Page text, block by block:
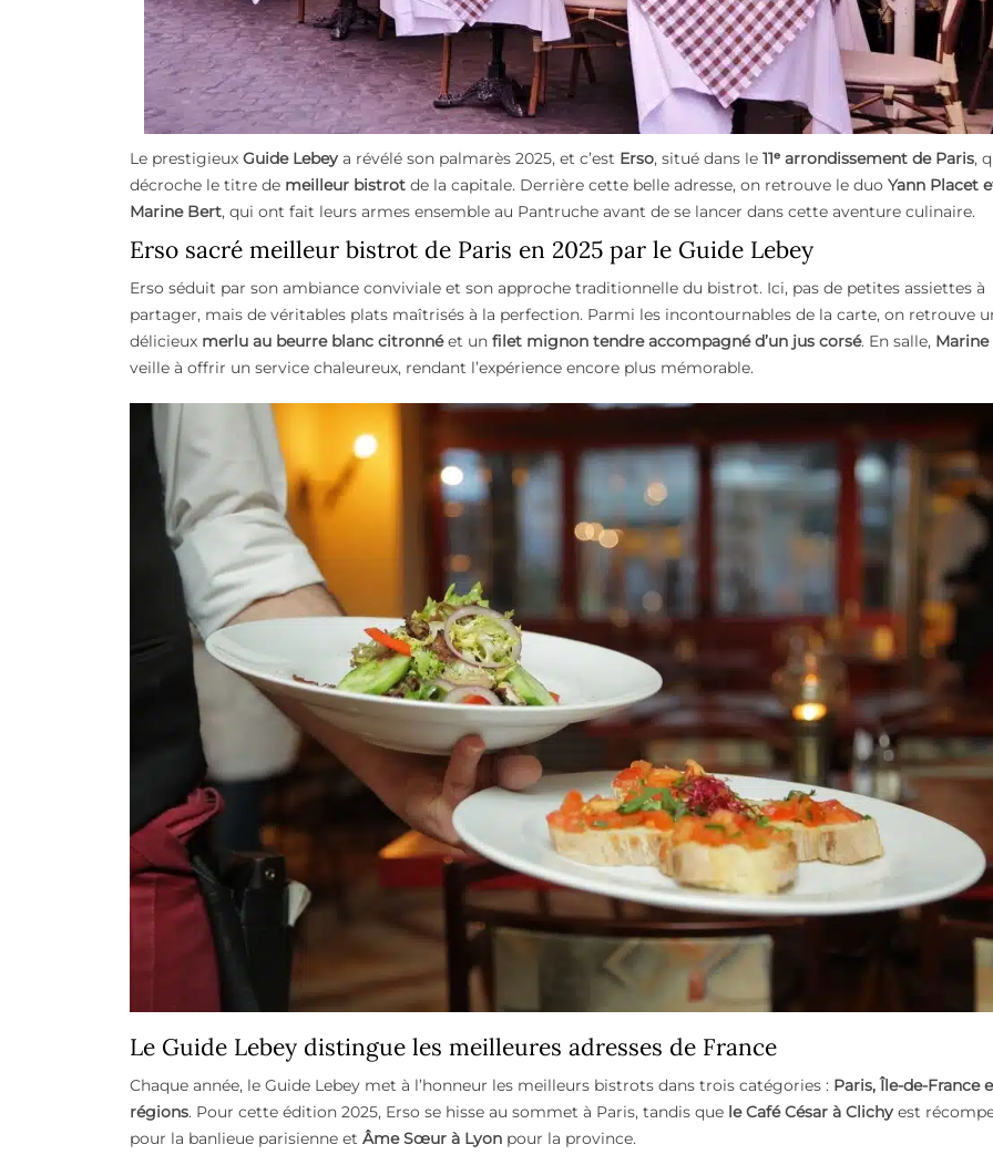
Le prestigieux Guide Lebey a révélé son palmarès 2025, et c’est Erso, situé dans le 11ᵉ arrondissement de Paris,
décroche le titre de meilleur bistrot de la capitale. Derrière cette belle adresse, on retrouve le duo Yann Placet
Marine Bert, qui ont fait leurs armes ensemble au Pantruche avant de se lancer dans cette aventure culinaire.
Erso sacré meilleur bistrot de Paris en 2025 par le Guide Lebey
Erso séduit par son ambiance conviviale et son approche traditionnelle du bistrot. Ici, pas de petites assiettes à
partager, mais de véritables plats maîtrisés à la perfection. Parmi les incontournables de la carte, on retrouve
délicieux merlu au beurre blanc citronnéet un filet mignon tendre accompagné d’un jus corsé. En salle,
veille à offrir un service chaleureux, rendant l’expérience encore plus mémorable.
Le Guide Lebey distingue les meilleures adresses de France
Chaque année, le Guide Lebey met à l’honneur les meilleurs bistrots dans trois catégories : Paris, Île-de-France
régions. Pour cette édition 2025, Erso se hisse au sommet à Paris, tandis que le Café César à Clichy est
pour la banlieue parisienne et Âme Sœur à Lyon pour la province.